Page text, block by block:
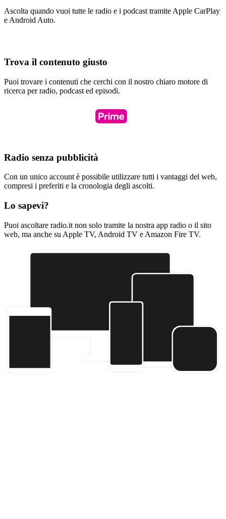
Ascolta quando vuoi tutte le radio e i podcast tramite Apple CarPlay
e Android Auto.
Trova il contenuto giusto
Puoi trovare i contenuti che cerchi con il nostro chiaro motore di
ricerca per radio, podcast ed episodi.
Radio senza pubblicità
Con un unico account è possibile utilizzare tutti i vantaggi del web,
compresi i preferiti e la cronologia degli ascolti.
Lo sapevi?
Puoi ascoltare radio.it non solo tramite la nostra app radio o il sito
web, ma anche su Apple TV, Android TV e Amazon Fire TV.